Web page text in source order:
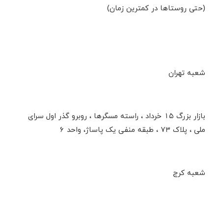
(حتی روستاها در کمترین زمان)
شعبه تهران
بازار بزرگ ۱۵ خرداد ، راسته مسگرها ، روبرو گذر اول سرای
ملی ، پلاک ۷۳ ، طبقه منفی یک پاساژ، واحد ۶
شعبه کرج